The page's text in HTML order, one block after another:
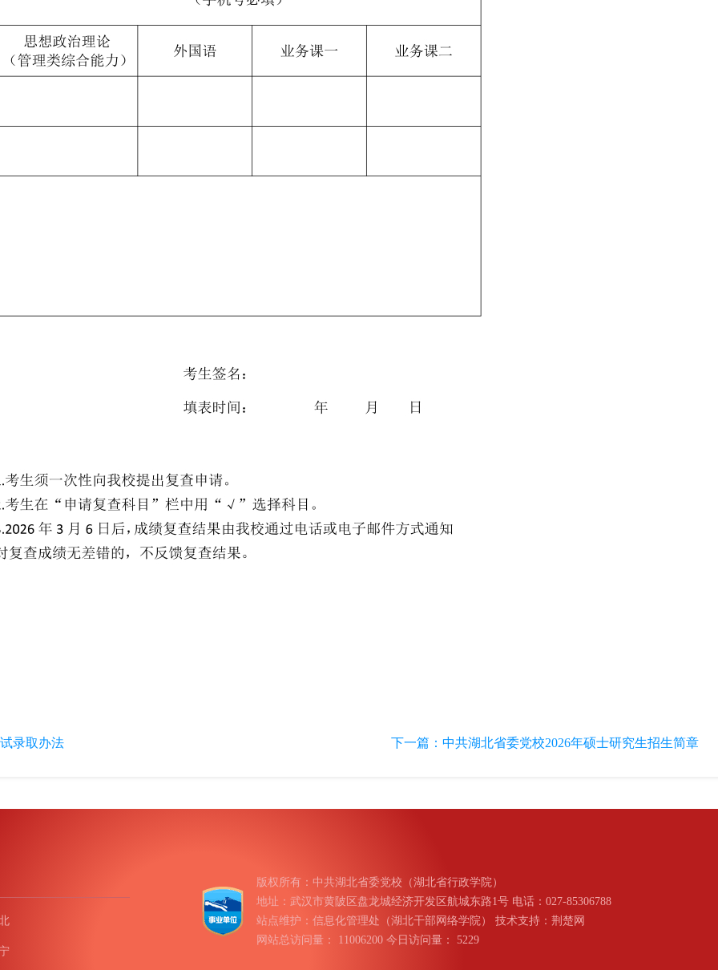
录取办法 下一篇： 中共湖北省委党校2026年硕士研究生招生简章
版权所有：中共湖北省委党校（湖北省行政学院）
地址：武汉市黄陂区盘龙城经济开发区航城东路1号 电话：027-85306788
站点维护：信息化管理处（湖北干部网络学院） 技术支持：荆楚网
网站总访问量： 11006200 今日访问量： 5229